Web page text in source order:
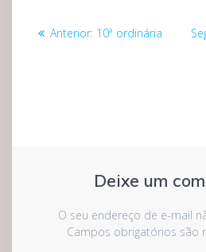
Navegação
Anterior: Post
10ª ordinária
Deixe um
O seu endereço de e-mail
Campos obrigatórios são